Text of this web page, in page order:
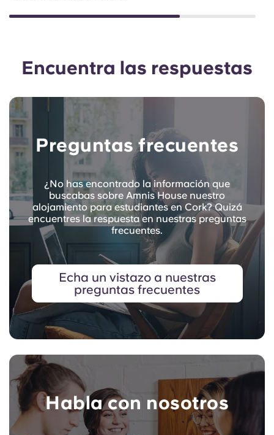
Encuentra las respuestas
Preguntas frecuentes
¿No has encontrado la información que
buscabas sobre Amnis House nuestro
alojamiento para estudiantes en Cork? Quizá
encuentres la respuesta en nuestras preguntas
frecuentes.
Echa un vistazo a nuestras
preguntas frecuentes
Habla con nosotros